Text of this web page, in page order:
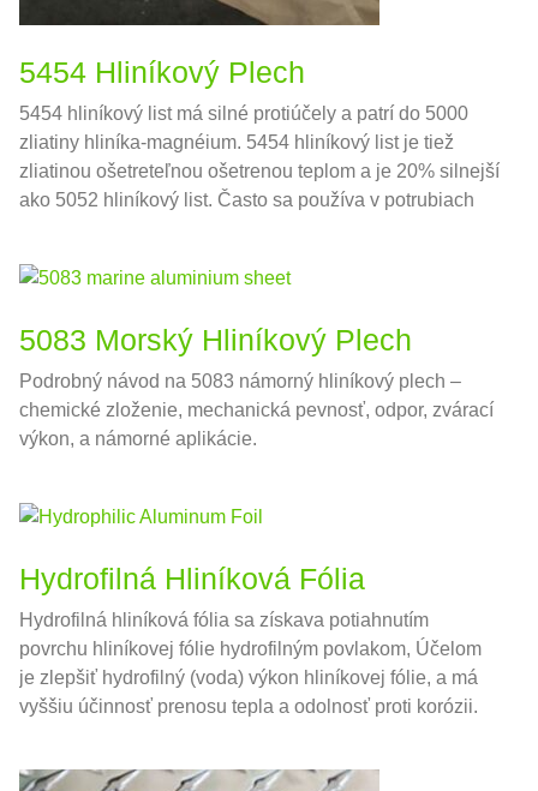
5454 Hliníkový Plech
5454 hliníkový list má silné protiúčely a patrí do 5000
zliatiny hliníka-magnéium. 5454 hliníkový list je tiež
zliatinou ošetreteľnou ošetrenou teplom a je 20% silnejší
ako 5052 hliníkový list. Často sa používa v potrubiach
5083 Morský Hliníkový Plech
Podrobný návod na 5083 námorný hliníkový plech –
chemické zloženie, mechanická pevnosť, odpor, zvárací
výkon, a námorné aplikácie.
Hydrofilná Hliníková Fólia
Hydrofilná hliníková fólia sa získava potiahnutím
povrchu hliníkovej fólie hydrofilným povlakom, Účelom
je zlepšiť hydrofilný (voda) výkon hliníkovej fólie, a má
vyššiu účinnosť prenosu tepla a odolnosť proti korózii.